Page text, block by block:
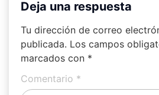
Deja una respuesta
Tu dirección de correo
publicada. Los campos
marcados con *
Comentario *